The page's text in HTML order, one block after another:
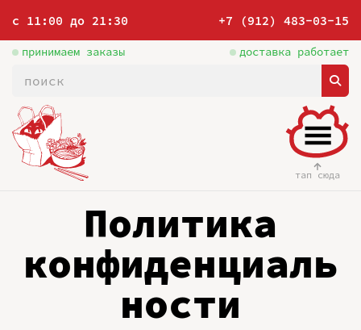
с 11:00 до 21:30 +7 (912) 483-03-15
принимаем заказы доставка работает
тап сюда
Политика
конфиденциаль
ности